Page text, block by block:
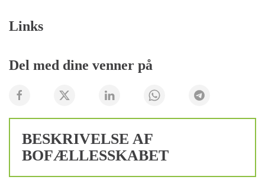
Links
Del med dine venner på
BESKRIVELSE AF
BOFÆLLESSKABET